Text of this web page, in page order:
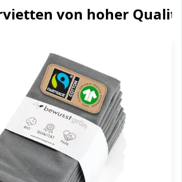
von hoher